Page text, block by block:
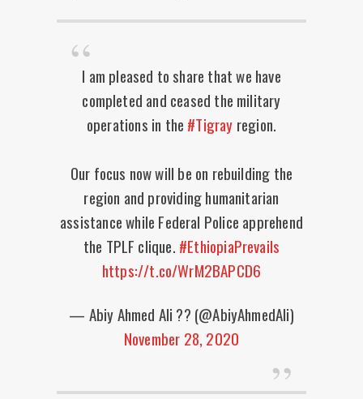
I am pleased to share that we have
completed and ceased the military
operations in the #Tigray region.
Our focus now will be on rebuilding the
region and providing humanitarian
assistance while Federal Police apprehend
the TPLF clique. #EthiopiaPrevails
https://t.co/WrM2BAPCD6
— Abiy Ahmed Ali ?? (@AbiyAhmedAli)
November 28, 2020